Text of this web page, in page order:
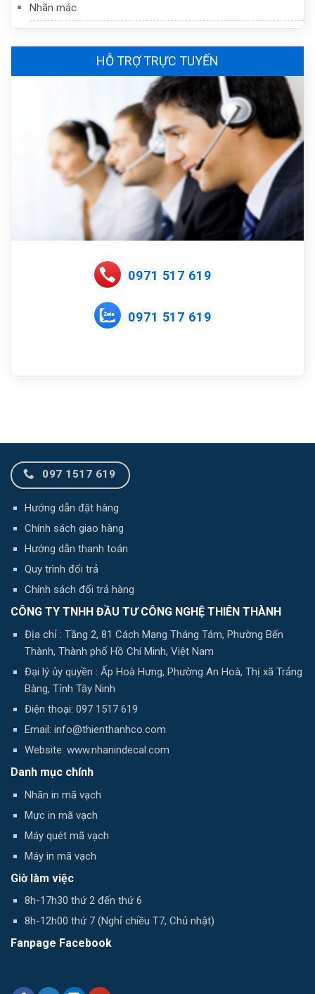
Nhãn mác
HỖ TRỢ TRỰC TUYẾN
0971 517 619
0971 517 619
097 1517 619
Hướng dẫn đặt hàng
Chính sách giao hàng
Hướng dẫn thanh toán
Quy trình đổi trả
Chính sách đổi trả hàng
CÔNG TY TNHH ĐẦU TƯ CÔNG NGHỆ THIÊN THÀNH
Địa chỉ : Tầng 2, 81 Cách Mạng Tháng Tám, Phường Bến
Thành, Thành phố Hồ Chí Minh, Việt Nam
Đại lý ủy quyền : Ấp Hoà Hưng, Phường An Hoà, Thị xã Trảng
Bàng, Tỉnh Tây Ninh
Điện thoại: 097 1517 619
Email: info@thienthanhco.com
Website: www.nhanindecal.com
Danh mục chính
Nhãn in mã vạch
Mực in mã vạch
Máy quét mã vạch
Máy in mã vạch
Giờ làm việc
8h-17h30 thứ 2 đến thứ 6
8h-12h00 thứ 7 (Nghỉ chiều T7, Chủ nhật)
Fanpage Facebook